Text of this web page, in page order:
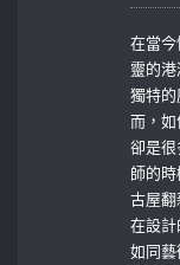
在當
靈的
獨特
而，
卻是
師的
古屋
在設
如同